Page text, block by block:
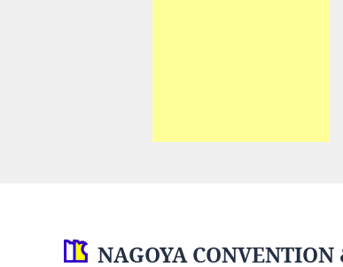
NAGOYA